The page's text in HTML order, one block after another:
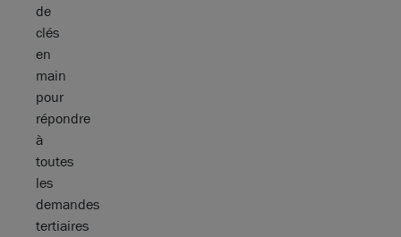
de
clés
en
main
pour
répondre
à
toutes
les
demandes
tertiaires